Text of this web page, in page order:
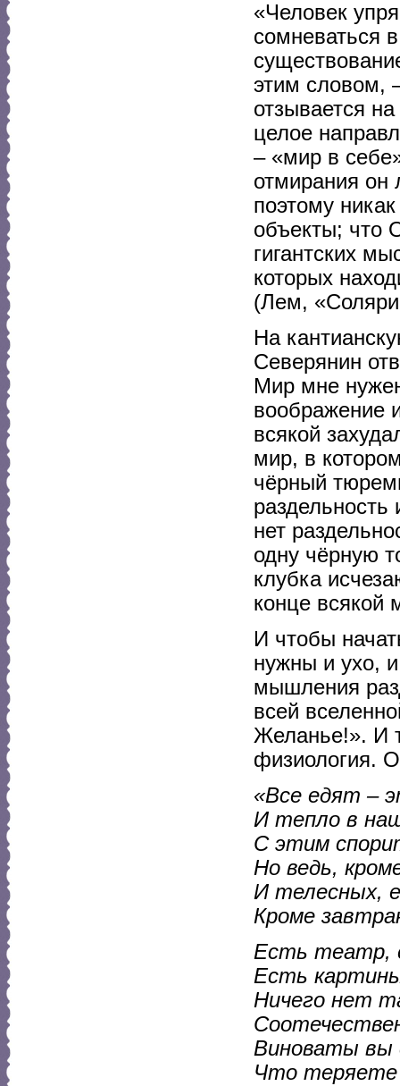
«Человек
сомневаться
этим словом,
отзывается
целое
– «мир в
отмирания он
поэтому
объекты; что
гигантских
которых
(Лем,
На
Северянин
Мир мне
воображение
всякой
мир, в
чёрный
нет
одну чёрную
клубка
конце всякой
И чтобы
нужны и ухо, и
мышления
всей
Желанье!». И
физиология.
«Все едят –
И тепло в
С этим
Но ведь,
И телесных,
Кроме
Есть театр,
Есть
Ничего нет
Виноваты вы
Что теряете